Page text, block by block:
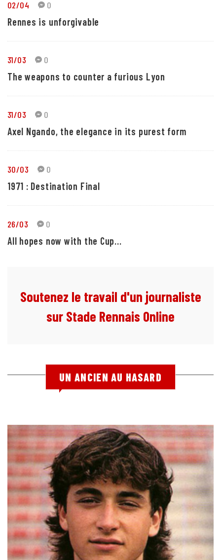
02/04 0
Rennes is unforgivable
31/03 0
The weapons to counter a furious Lyon
31/03 0
Axel Ngando, the elegance in its purest form
30/03 0
1971 : Destination Final
26/03 0
All hopes now with the Cup...
Soutenez le travail d'un journaliste
sur Stade Rennais Online
UN ANCIEN AU HASARD